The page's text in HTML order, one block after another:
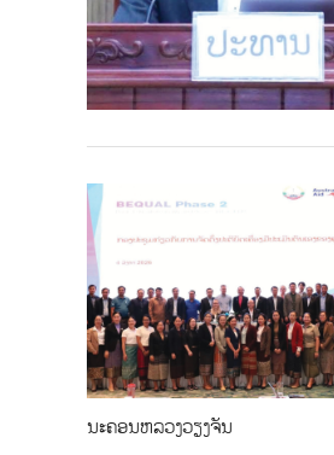
ນະຄອນຫລວງວຽງຈັນ